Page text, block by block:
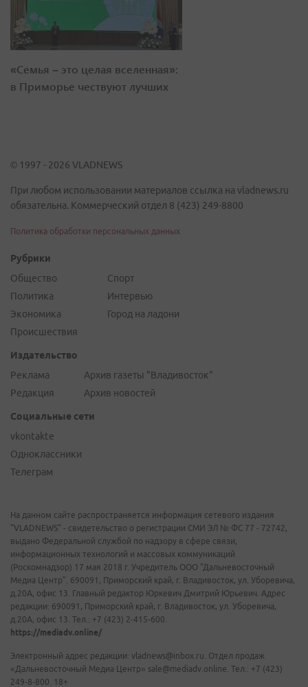
«Семья – это целая вселенная»:
в Приморье чествуют лучших
© 1997 - 2026 VLADNEWS
При любом использовании материалов ссылка на vladnews.ru
обязательна. Коммерческий отдел 8 (423) 249-8800
Политика обработки персональных данных
Рубрики
Общество
Политика
Экономика
Происшествия
Спорт
Интервью
Город на ладони
Издательство
Реклама
Редакция
Архив газеты "Владивосток"
Архив новостей
Социальные сети
vkontakte
Одноклассники
Телеграм
На данном сайте распространяется информация сетевого издания
"VLADNEWS" - свидетельство о регистрации СМИ ЭЛ № ФС 77 - 72742,
выдано Федеральной службой по надзору в сфере связи,
информационных технологий и массовых коммуникаций
(Роскомнадзор) 17 мая 2018 г. Учредитель ООО "Дальневосточный
Медиа Центр". 690091, Приморский край, г. Владивосток, ул. Уборевича,
д.20А, офис 13. Главный редактор Юркевич Дмитрий Юрьевич. Адрес
редакции: 690091, Приморский край, г. Владивосток, ул. Уборевича,
д.20А, офис 13. Тел.: +7 (423) 2-415-600.
https://mediadv.online/
Электронный адрес редакции: vladnews@inbox.ru. Отдел продаж
«Дальневосточный Медиа Центр» sale@mediadv.online. Тел.: +7 (423)
249-8-800. 18+